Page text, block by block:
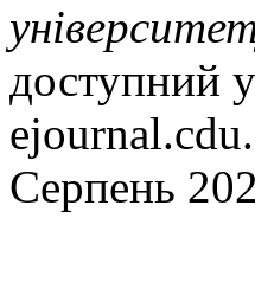
доступний
Серпень